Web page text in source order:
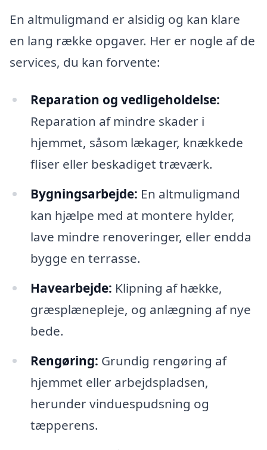
En altmuligmand er alsidig og kan klare
en lang række opgaver. Her er nogle af de
services, du kan forvente:
Reparation og vedligeholdelse:
Reparation af mindre skader i
hjemmet, såsom lækager, knækkede
fliser eller beskadiget træværk.
Bygningsarbejde: En altmuligmand
kan hjælpe med at montere hylder,
lave mindre renoveringer, eller endda
bygge en terrasse.
Havearbejde: Klipning af hække,
græsplænepleje, og anlægning af nye
bede.
Rengøring: Grundig rengøring af
hjemmet eller arbejdspladsen,
herunder vinduespudsning og
tæpperens.